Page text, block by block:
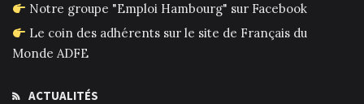
Notre groupe "Emploi Hambourg" sur Facebook
Le coin des adhérents sur le site de Français du
Monde ADFE
ACTUALITÉS